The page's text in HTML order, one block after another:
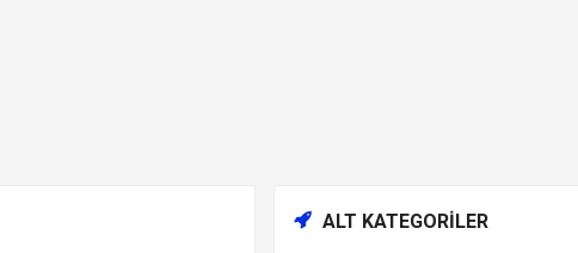
ALT KATEGORILER